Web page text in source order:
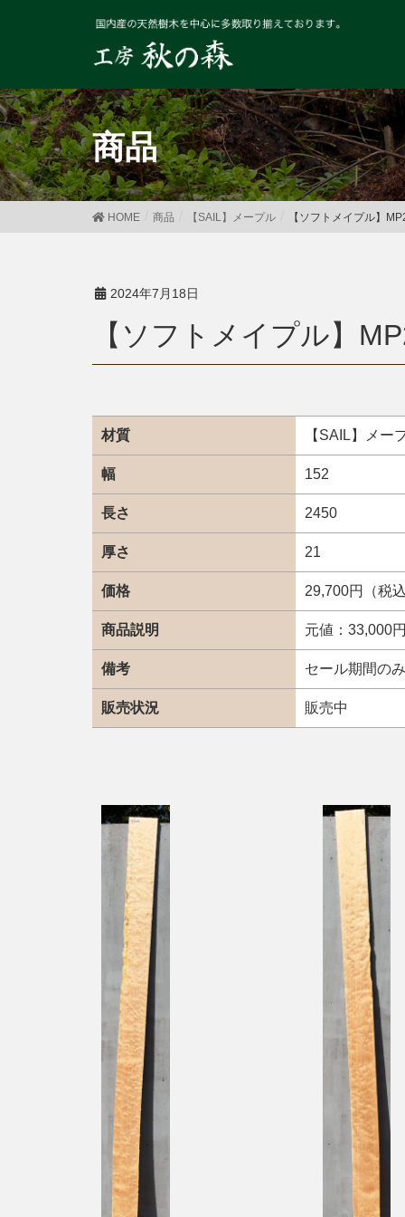
商品
HOME 商品 【SAIL】メープル 【ソフトメイプル】
2024年7月18日
【ソフトメイプル】
材質 【SAIL】メー
幅 152
長さ 2450
厚さ 21
価格 29,700円（税
商品説明 元値：33,000
備考 セール期間の
販売状況 販売中